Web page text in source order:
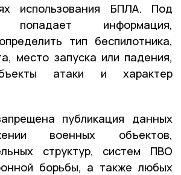
использования БПЛА. Под
попадает информация,
тип беспилотника,
место запуска или падения,
атаки и характер
публикация данных
военных объектов,
структур, систем ПВО
борьбы, а также любых